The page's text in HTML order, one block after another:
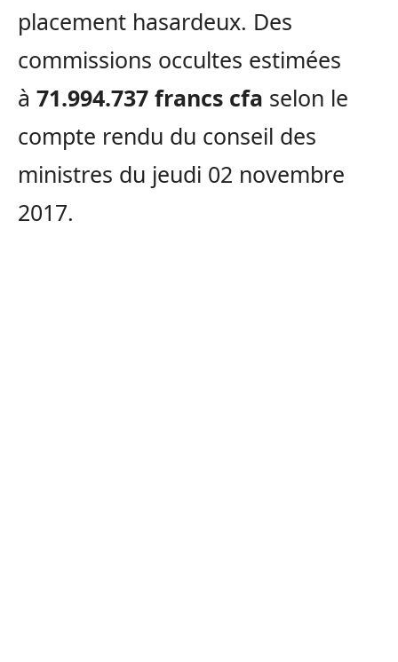
placement hasardeux. Des
commissions occultes estimées
à 71.994.737 francs cfa selon le
compte rendu du conseil des
ministres du jeudi 02 novembre
2017.